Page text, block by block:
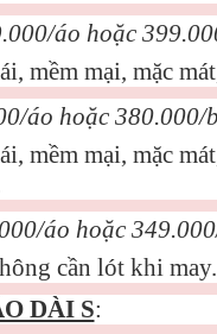
áo hoặc
mềm mại, mặc
áo hoặc 380.000/
mềm mại, mặc
áo hoặc
cần lót khi may.
DÀI S: